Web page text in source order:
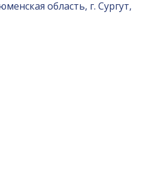
область, г. Сургут,